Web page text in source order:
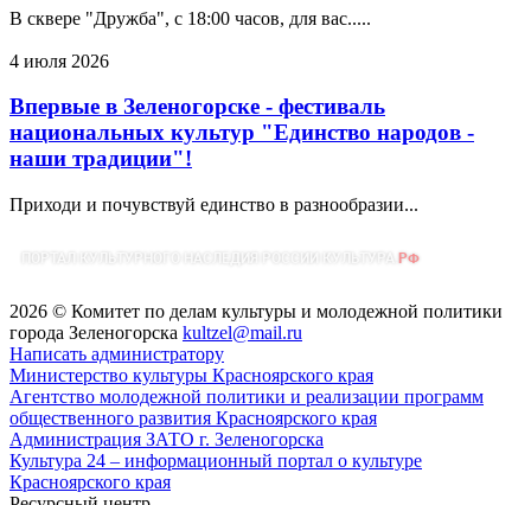
В сквере "Дружба", с 18:00 часов, для вас.....
4 июля 2026
Впервые в Зеленогорске - фестиваль
национальных культур "Единство народов -
наши традиции"!
Приходи и почувствуй единство в разнообразии...
2026 © Комитет по делам культуры и молодежной политики
города Зеленогорска kultzel@mail.ru
Написать администратору
Министерство культуры Красноярского края
Агентство молодежной политики и реализации программ
общественного развития Красноярского края
Администрация ЗАТО г. Зеленогорска
Культура 24 – информационный портал о культуре
Красноярского края